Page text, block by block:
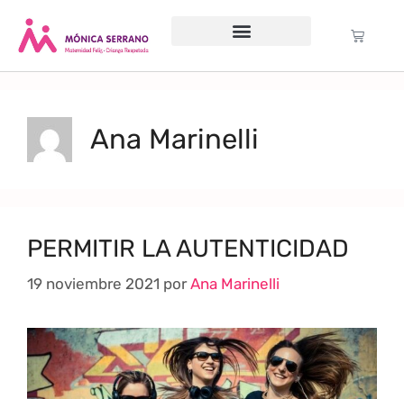
Ana Marinelli
PERMITIR LA AUTENTICIDAD
19 noviembre 2021 porAna Marinelli